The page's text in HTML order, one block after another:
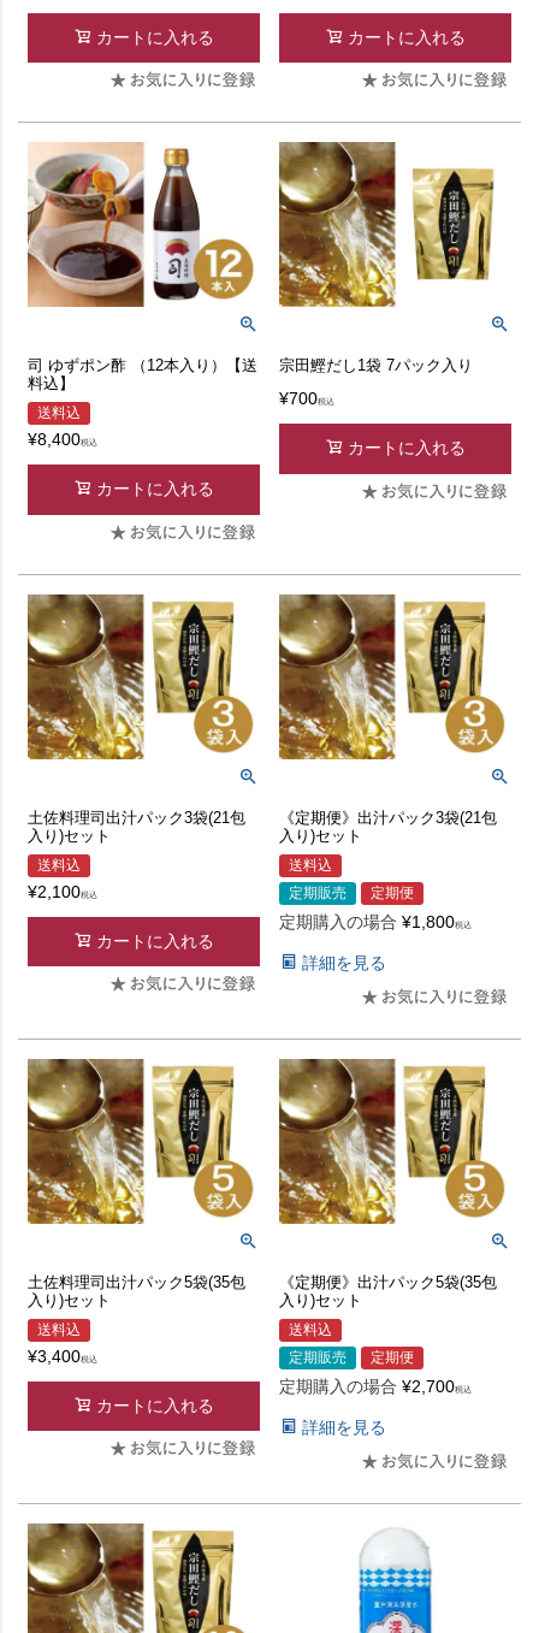
カートに入れる カートに入れる
司 ゆずポン酢 （12本入り）【送
料込】
送料込
¥8,400税込
カートに入れる
宗田鰹だし1袋 7パック入り
¥700税込
カートに入れる
土佐料理司出汁パック3袋(21包
入り)セット
送料込
¥2,100税込
カートに入れる
《定期便》出汁パック3袋(21包
入り)セット
送料込
定期販売
定期便
定期購入の場合 ¥1,800税込
詳細を見る
土佐料理司出汁パック5袋(35包
入り)セット
送料込
¥3,400税込
カートに入れる
《定期便》出汁パック5袋(35包
入り)セット
送料込
定期販売
定期便
定期購入の場合 ¥2,700税込
詳細を見る